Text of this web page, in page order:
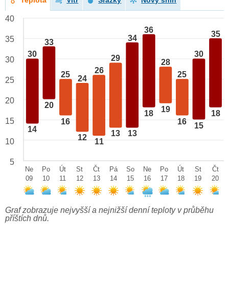
30
14
33
20
25
16
24
12
26
11
29
13
34
13
36
18
28
19
25
16
30
15
35
18
40
35
30
25
20
15
10
5
Ne
09
Po
10
Út
11
St
12
Čt
13
Pá
14
So
15
Ne
16
Po
17
Út
18
St
19
Čt
20
Graf zobrazuje nejvyšší a nejnižší denní teploty v průběhu
příštích dnů.